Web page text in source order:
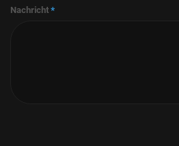
Nachricht *